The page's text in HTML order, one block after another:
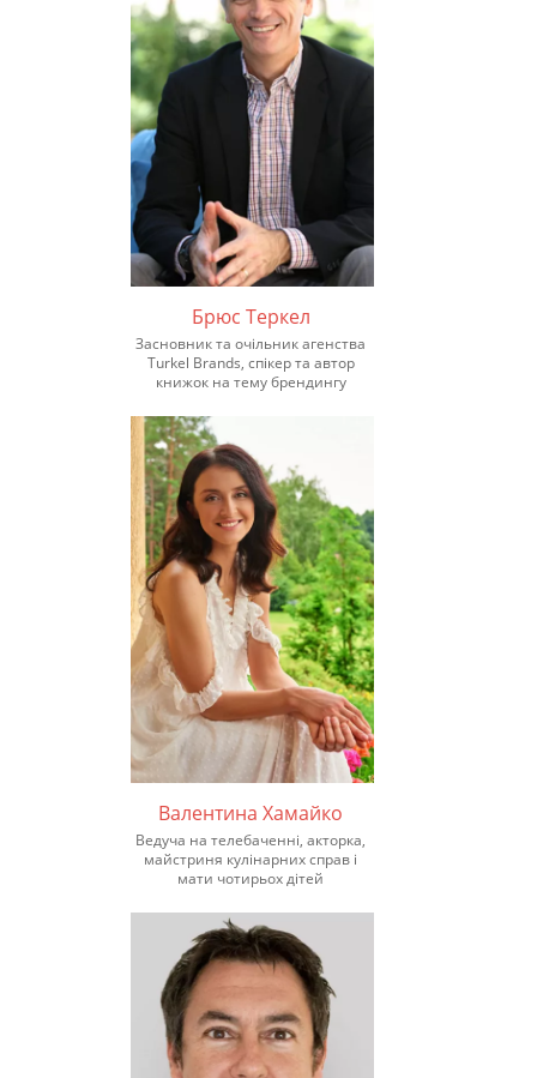
Брюс Теркел
Засновник та очільник агенства
Turkel Brands, спікер та автор
книжок на тему брендингу
Валентина Хамайко
Ведуча на телебаченні, акторка,
майстриня кулінарних справ і
мати чотирьох дітей